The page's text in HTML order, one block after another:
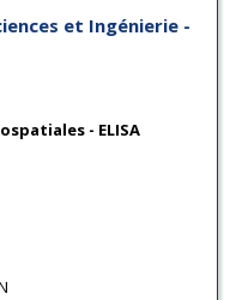
et Ingénierie -
- ELISA